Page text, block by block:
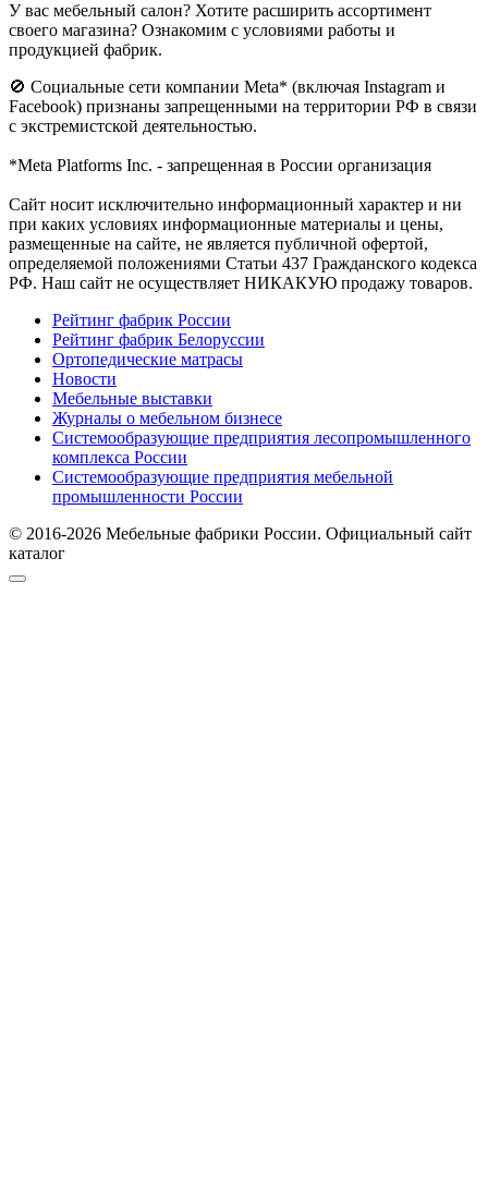
У вас мебельный салон? Хотите расширить ассортимент
своего магазина? Ознакомим с условиями работы и
продукцией фабрик.
🚫 Социальные сети компании Meta* (включая Instagram и
Facebook) признаны запрещенными на территории РФ в связи
с экстремистской деятельностью.
*Meta Platforms Inc. - запрещенная в России организация
Cайт носит исключительно информационный характер и ни
при каких условиях информационные материалы и цены,
размещенные на сайте, не является публичной офертой,
определяемой положениями Статьи 437 Гражданского кодекса
РФ. Наш сайт не осуществляет НИКАКУЮ продажу товаров.
Рейтинг фабрик России
Рейтинг фабрик Белоруссии
Ортопедические матрасы
Новости
Мебельные выставки
Журналы о мебельном бизнесе
Системообразующие предприятия лесопромышленного
комплекса России
Системообразующие предприятия мебельной
промышленности России
© 2016-2026 Мебельные фабрики России. Официальный сайт
каталог